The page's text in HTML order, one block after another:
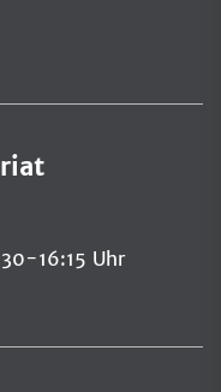
16:15 Uhr